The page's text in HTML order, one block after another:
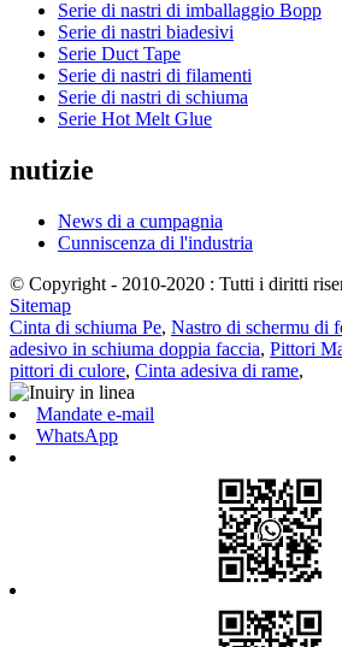
Serie di nastri di imballaggio Bopp
Serie di nastri biadesivi
Serie Duct Tape
Serie di nastri di filamenti
Serie di nastri di schiuma
Serie Hot Melt Glue
nutizie
News di a cumpagnia
Cunniscenza di l'industria
© Copyright - 2010-2020 : Tutti i diritti
Sitemap
Cinta di schiuma Pe, Nastro di schermu di
adesivo in schiuma doppia faccia, Pittori
pittori di culore, Cinta adesiva di rame,
Mandate e-mail
WhatsApp